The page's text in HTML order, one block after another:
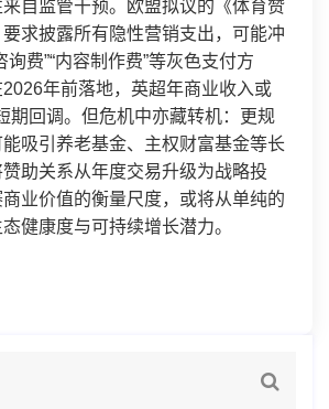
自监管干预。欧盟拟议的《体育赞
求披露所有隐性营销支出，可能冲
询费”“内容制作费”等灰色支付方
年前落地，英超年商业收入或
期回调。但危机中亦藏转机：更规
吸引养老基金、主权财富基金等长
助关系从年度交易升级为战略投
业价值的衡量尺度，或将从单纯的
健康度与可持续增长潜力。